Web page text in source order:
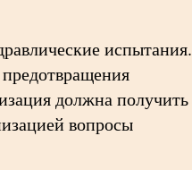
испытания.
должна получить
вопросы